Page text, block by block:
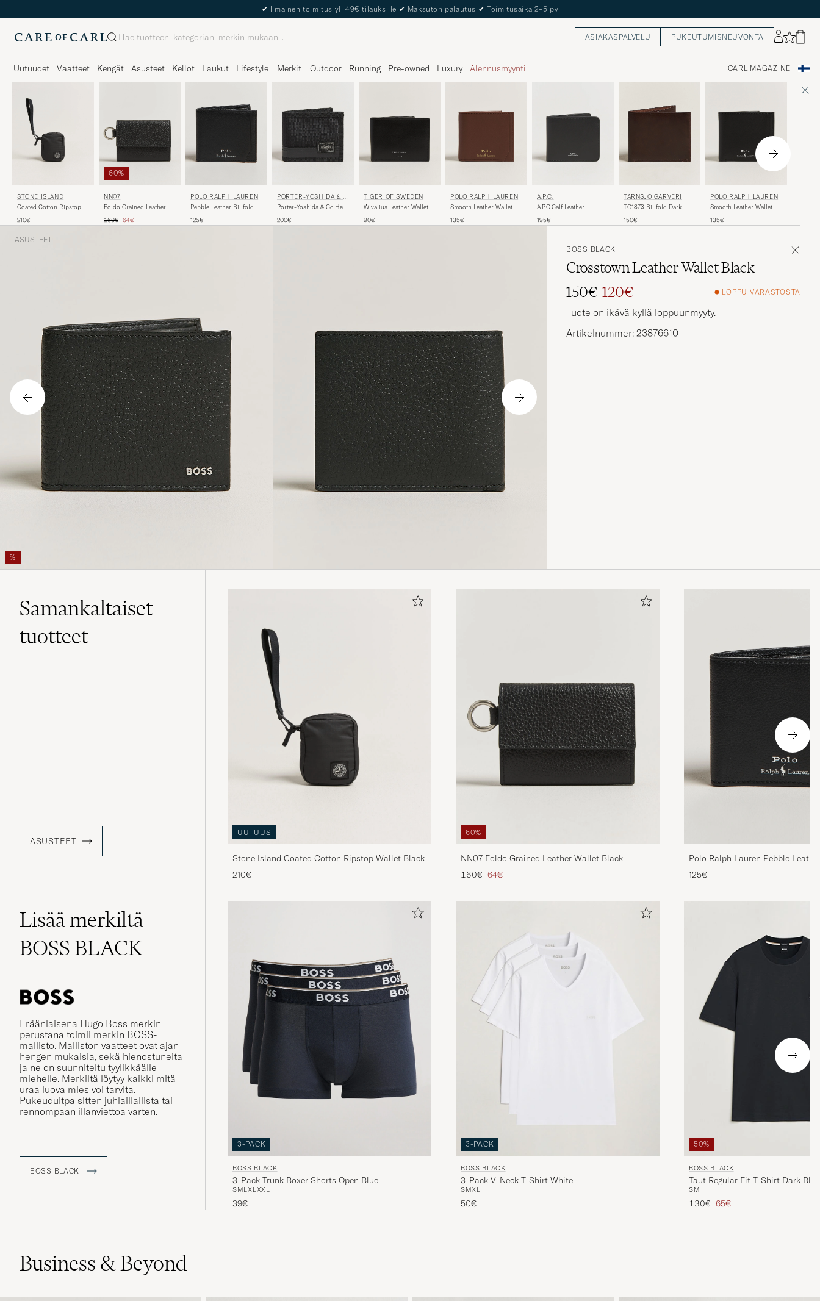
The Care of Carl Passport
Haku ASIAKASPALVELU PUKEUTUMISNEUVONTA
Uutuudet Vaatteet Kengät Asusteet Kellot Laukut Lifestyle Merkit Outdoor Running Pre-owned Luxury Alennusmyynti CARL MAGAZINE
STONE ISLAND
Coated Cotton Ripstop
210€
60%
NN07
Foldo Grained Leather
Tavallinen hinta
160€ Alennettu hinta
64€
POLO RALPH LAUREN
Pebble Leather Billfold
125€
PORTER-YOSHIDA & C
O.
Porter-Yoshida & Co.Heat
200€
TIGER OF SWEDEN
Wivalius Leather Wallet
90€
POLO RALPH LAUREN
Smooth Leather Wallet
135€
A.P.C.
A.P.C.Calf Leather
195€
TÄRNSJÖ GARVERI
TG1873 Billfold Dark
150€
POLO RALPH LAUREN
Smooth Leather Wallet
135€
ASUSTEET
%
BOSS BLACK
Crosstown Leather Wallet Black
Tavallinen hinta
150€
Alennettu hinta
120€ LOPPU VARASTOSTA
Tuote on ikävä kyllä loppuunmyyty.
Artikelnummer: 23876610
Samankaltaiset
tuotteet
ASUSTEET
UUTUUS
Stone Island Coated Cotton Ripstop Wallet Black
210€
60%
NN07 Foldo Grained Leather Wallet Black
Tavallinen hinta
160€ Alennettu hinta
64€
Polo Ralph Lauren Pebble
125€
Lisää merkiltä
BOSS BLACK
Eräänlaisena Hugo Boss merkin
perustana toimii merkin BOSS-
mallisto. Malliston vaatteet ovat ajan
hengen mukaisia, sekä hienostuneita
ja ne on suunniteltu tyylikkäälle
miehelle. Merkiltä löytyy kaikki mitä
uraa luova mies voi tarvita.
Pukeuduitpa sitten juhlaillallista tai
rennompaan illanviettoa varten.
BOSS BLACK
3-PACK
BOSS BLACK
3-Pack Trunk Boxer Shorts Open Blue
SMLXL XXL
39€
3-PACK
BOSS BLACK
3-Pack V-Neck T-Shirt White
SMXL
50€
50%
BOSS BLACK
Taut Regular Fit T-Shirt Dark Blue
SM
Tavallinen hinta
130€ Alennettu hinta
65€
Business & Beyond